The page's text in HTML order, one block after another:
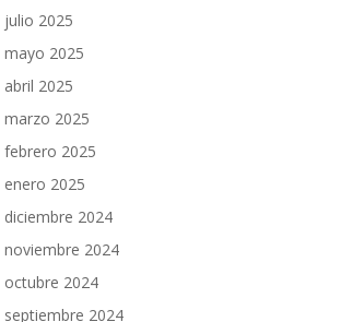
julio 2025
mayo 2025
abril 2025
marzo 2025
febrero 2025
enero 2025
diciembre 2024
noviembre 2024
octubre 2024
septiembre 2024